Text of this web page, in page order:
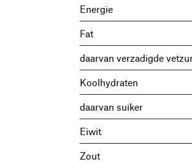
Energie
Fat
daarvan verzadigde
Koolhydraten
daarvan suiker
Eiwit
Zout